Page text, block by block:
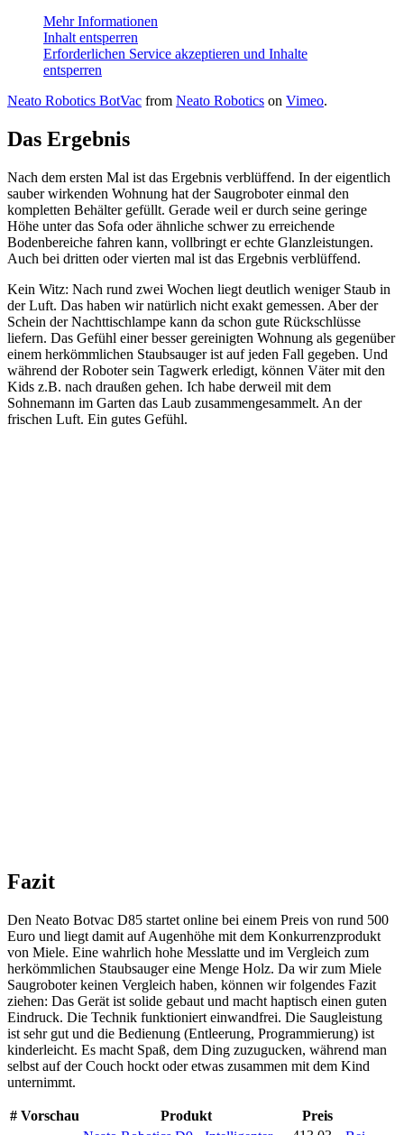
Mehr Informationen
Inhalt entsperren
Erforderlichen Service akzeptieren und Inhalte
entsperren
Neato Robotics BotVac from Neato Robotics on Vimeo.
Das Ergebnis
Nach dem ersten Mal ist das Ergebnis verblüffend. In der eigentlich
sauber wirkenden Wohnung hat der Saugroboter einmal den
kompletten Behälter gefüllt. Gerade weil er durch seine geringe
Höhe unter das Sofa oder ähnliche schwer zu erreichende
Bodenbereiche fahren kann, vollbringt er echte Glanzleistungen.
Auch bei dritten oder vierten mal ist das Ergebnis verblüffend.
Kein Witz: Nach rund zwei Wochen liegt deutlich weniger Staub in
der Luft. Das haben wir natürlich nicht exakt gemessen. Aber der
Schein der Nachttischlampe kann da schon gute Rückschlüsse
liefern. Das Gefühl einer besser gereinigten Wohnung als gegenüber
einem herkömmlichen Staubsauger ist auf jeden Fall gegeben. Und
während der Roboter sein Tagwerk erledigt, können Väter mit den
Kids z.B. nach draußen gehen. Ich habe derweil mit dem
Sohnemann im Garten das Laub zusammengesammelt. An der
frischen Luft. Ein gutes Gefühl.
Fazit
Den Neato Botvac D85 startet online bei einem Preis von rund 500
Euro und liegt damit auf Augenhöhe mit dem Konkurrenzprodukt
von Miele. Eine wahrlich hohe Messlatte und im Vergleich zum
herkömmlichen Staubsauger eine Menge Holz. Da wir zum Miele
Saugroboter keinen Vergleich haben, können wir folgendes Fazit
ziehen: Das Gerät ist solide gebaut und macht haptisch einen guten
Eindruck. Die Technik funktioniert einwandfrei. Die Saugleistung
ist sehr gut und die Bedienung (Entleerung, Programmierung) ist
kinderleicht. Es macht Spaß, dem Ding zuzugucken, während man
selbst auf der Couch hockt oder etwas zusammen mit dem Kind
unternimmt.
# Vorschau Produkt
Preis